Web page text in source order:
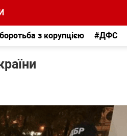
з корупцією #ДФС